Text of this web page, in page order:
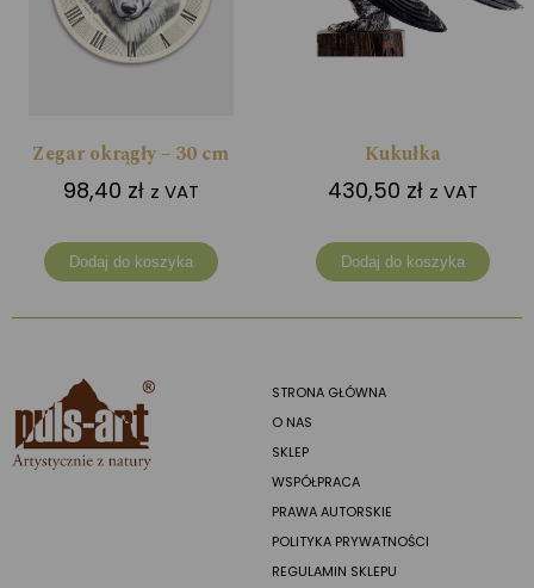
Zegar okrągły – 30 cm
98,40 zł z VAT
Dodaj do koszyka
Kukułka
430,50 zł z VAT
Dodaj do koszyka
STRONA GŁÓWNA
O NAS
SKLEP
WSPÓŁPRACA
PRAWA AUTORSKIE
POLITYKA PRYWATNOŚCI
REGULAMIN SKLEPU